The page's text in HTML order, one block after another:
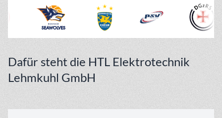
Dafür steht die HTL Elektrotechnik
Lehmkuhl GmbH